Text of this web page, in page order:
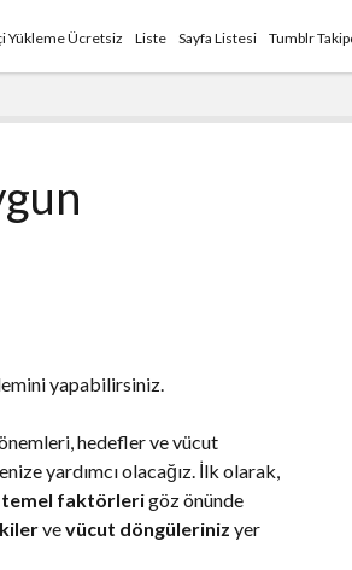
Yükleme Ücretsiz Liste Sayfa Listesi Tumblr
yapabilirsiniz.
hedefler ve vücut
yardımcı olacağız. İlk olarak,
temel faktörlerigöz önünde
vevücut döngüleriniz yer